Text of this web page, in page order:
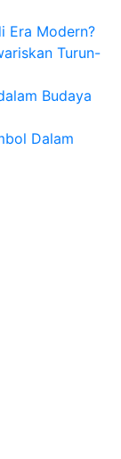
Era Modern?
Turun-
Budaya
Dalam